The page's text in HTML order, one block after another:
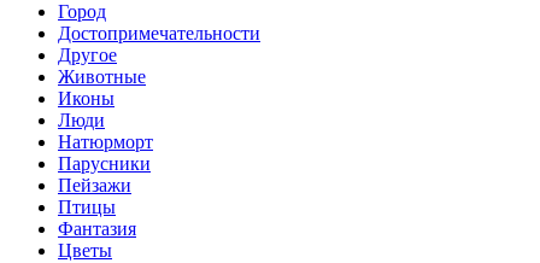
Город
Достопримечательности
Другое
Животные
Иконы
Люди
Натюрморт
Парусники
Пейзажи
Птицы
Фантазия
Цветы